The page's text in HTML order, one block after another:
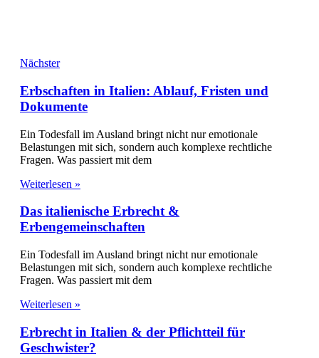
Nächster
Erbschaften in Italien: Ablauf, Fristen und
Dokumente
Ein Todesfall im Ausland bringt nicht nur emotionale
Belastungen mit sich, sondern auch komplexe rechtliche
Fragen. Was passiert mit dem
Weiterlesen »
Das italienische Erbrecht &
Erbengemeinschaften
Ein Todesfall im Ausland bringt nicht nur emotionale
Belastungen mit sich, sondern auch komplexe rechtliche
Fragen. Was passiert mit dem
Weiterlesen »
Erbrecht in Italien & der Pflichtteil für
Geschwister?